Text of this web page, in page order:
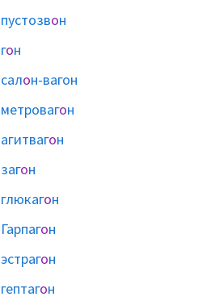
пустозвон
гон
салон-вагон
метровагон
агитвагон
загон
глюкагон
Гарпагон
эстрагон
гептагон